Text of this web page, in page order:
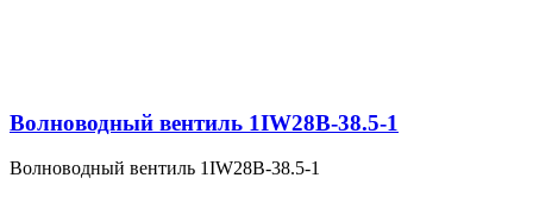
Волноводный вентиль 1IW28B-38.5-1
Волноводный вентиль 1IW28B-38.5-1